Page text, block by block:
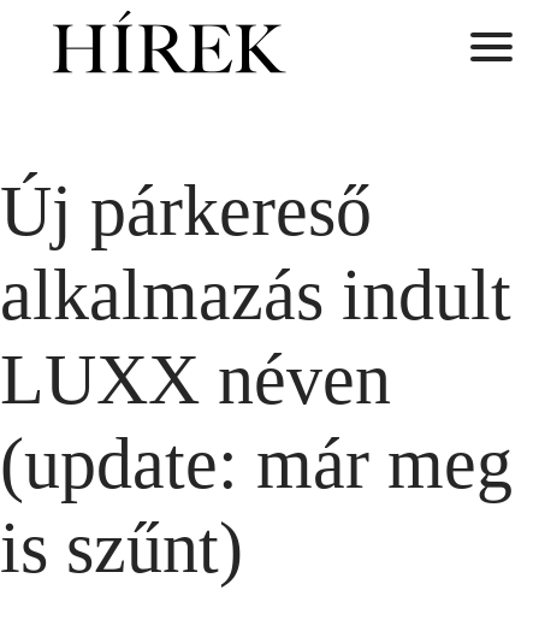
Új párkereső
alkalmazás indult
LUXX néven
(update: már meg
is szűnt)